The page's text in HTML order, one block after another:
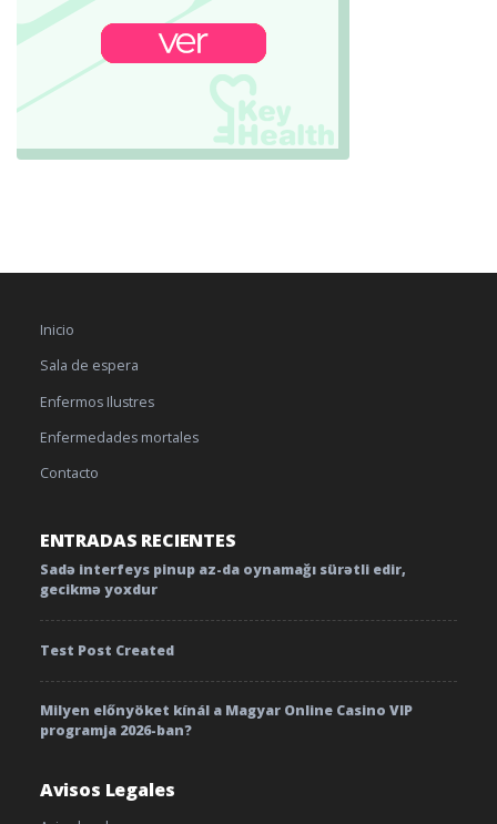
Inicio
Sala de espera
Enfermos Ilustres
Enfermedades mortales
Contacto
ENTRADAS RECIENTES
Sadə interfeys pinup az-da oynamağı sürətli edir,
gecikmə yoxdur
Test Post Created
Milyen előnyöket kínál a Magyar Online Casino VIP
programja 2026-ban?
Avisos Legales